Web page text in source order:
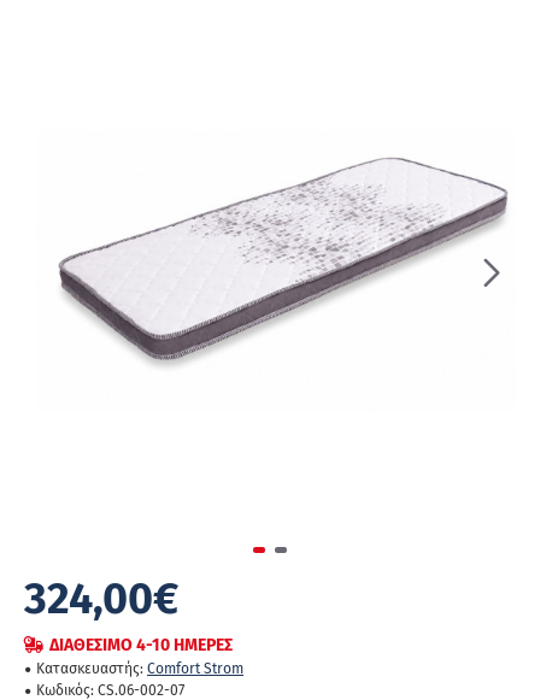
324,00€
ΔΙΑΘΈΣΙΜΟ 4-10 ΗΜΈΡΕΣ
Κατασκευαστής: Comfort Strom
Κωδικός: CS.06-002-07